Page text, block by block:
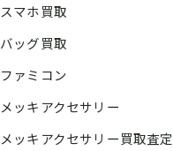
スマホ買取
バッグ買取
ファミコン
メッキアクセサリー
メッキアクセサリー買取査定